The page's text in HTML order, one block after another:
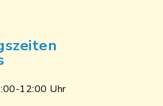
12:00 Uhr